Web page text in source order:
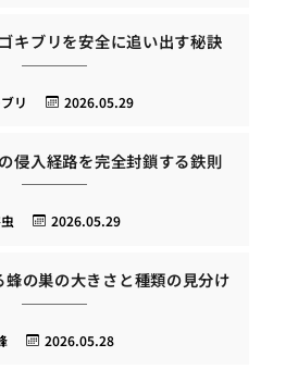
キブリを安全に追い出す秘訣
2026.05.29
リ
侵入経路を完全封鎖する鉄則
2026.05.29
蜂の巣の大きさと種類の見分け
2026.05.28